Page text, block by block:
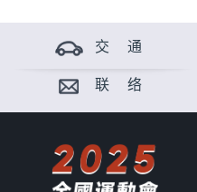
交 通
联 络